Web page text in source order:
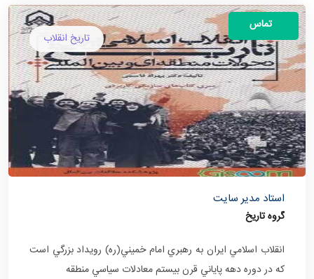
تاریخ انقلاب
تماس
استاد مدیر سایت
گروه تاریخ
انقلاب اسلامي ايران به رهبري امام خميني(ره) رويداد بزرگي است
كه در دوره دهه پاياني قرن بيستم معادلات سياسي منطقه